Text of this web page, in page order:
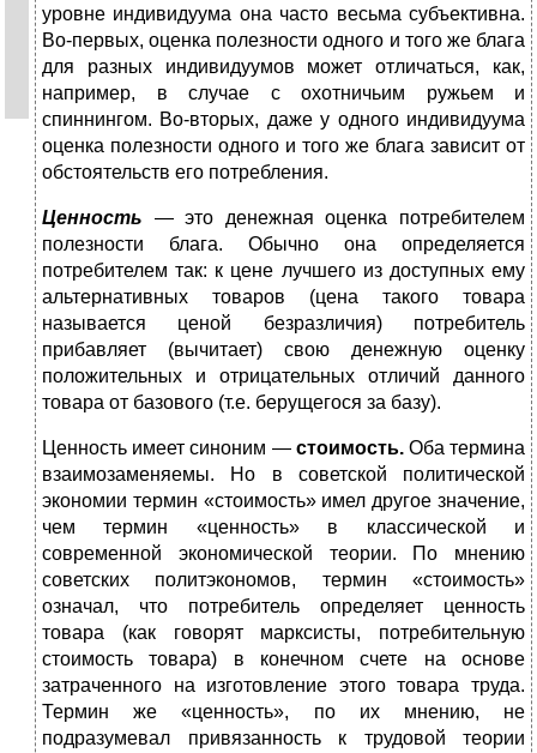
уровне индивидуума она часто весьма субъективна.
Во-первых, оценка полезности одного и того же блага
для разных индивидуумов может отличаться, как,
например, в случае с охотничьим ружьем и
спиннингом. Во-вторых, даже у одного индивидуума
оценка полезности одного и того же блага зависит от
обстоятельств его потребления.
Ценность — это денежная оценка потребителем
полезности блага. Обычно она определяется
потребителем так: к цене лучшего из доступных ему
альтернативных товаров (цена такого товара
называется ценой безразличия) потребитель
прибавляет (вычитает) свою денежную оценку
положительных и отрицательных отличий данного
товара от базового (т.е. берущегося за базу).
Ценность имеет синоним — стоимость.Оба термина
взаимозаменяемы. Но в советской политической
экономии термин «стоимость» имел другое значение,
чем термин «ценность» в классической и
современной экономической теории. По мнению
советских политэкономов, термин «стоимость»
означал, что потребитель определяет ценность
товара (как говорят марксисты, потребительную
стоимость товара) в конечном счете на основе
затраченного на изготовление этого товара труда.
Термин же «ценность», по их мнению, не
подразумевал привязанность к трудовой теории